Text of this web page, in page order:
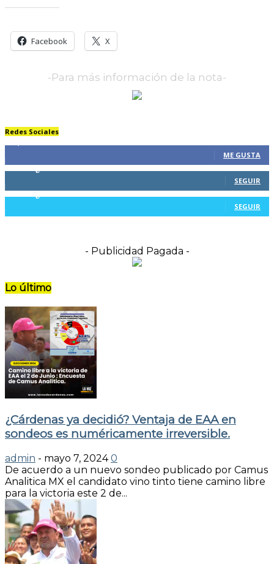
Facebook X
-Para más información de la nota-
Redes Sociales
ME GUSTA
804 Seguidores
SEGUIR
116 Seguidores
SEGUIR
- Publicidad Pagada -
Lo último
¿Cárdenas ya decidió? Ventaja de EAA en
sondeos es numéricamente irreversible.
admin - mayo 7, 2024 0
De acuerdo a un nuevo sondeo publicado por Camus
Analitica MX el candidato vino tinto tiene camino libre
para la victoria este 2 de...